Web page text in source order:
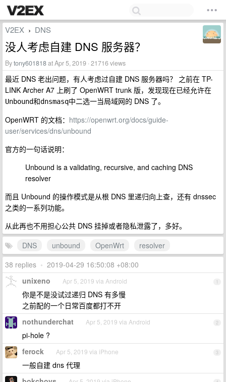
V2EX › DNS
没人考虑自建 DNS 服务器？
Bytony601818at Apr 5, 2019 · 21716 views
最近 DNS 老出问题，有人考虑过自建 DNS 服务器吗？ 之前在 TP-
LINK Archer A7 上刷了 OpenWRT trunk 版，发现现在已经允许在
Unbound和dnsmasq中二选一当局域网的 DNS 了。
OpenWRT 的文档： https://openwrt.org/docs/guide-
user/services/dns/unbound
官方的一句话说明：
Unbound is a validating, recursive, and caching DNS
resolver
而且 Unbound 的操作模式是从根 DNS 里递归向上查，还有 dnssec
之类的一系列功能。
从此再也不用担心公共 DNS 挂掉或者隐私泄露了，多好。
DNS
unbound OpenWrt
resolver
38 replies • 2019-04-29 16:50:08 +08:00
1
unixeno Apr 5, 2019 via Android
你是不是没试过递归 DNS 有多慢
之前配的一个日常百度都打不开
2
nothunderchat Apr 5, 2019 via Android
pi-hole ?
3
ferock Apr 5, 2019 via iPhone
一般自建 dns 代理